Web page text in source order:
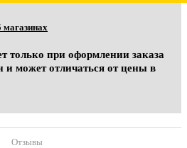
магазинах
только при оформлении заказа
и может отличаться от цены в
Отзывы